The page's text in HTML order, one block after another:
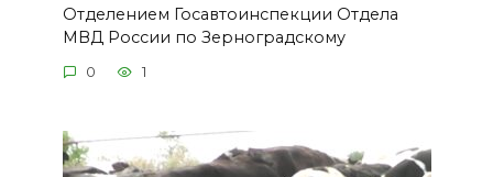
Отделением Госавтоинспекции Отдела
МВД России по Зерноградскому
0 1